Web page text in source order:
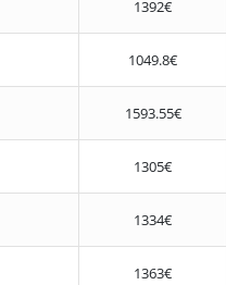
1392€
1049.8€
1593.55€
1305€
1334€
1363€